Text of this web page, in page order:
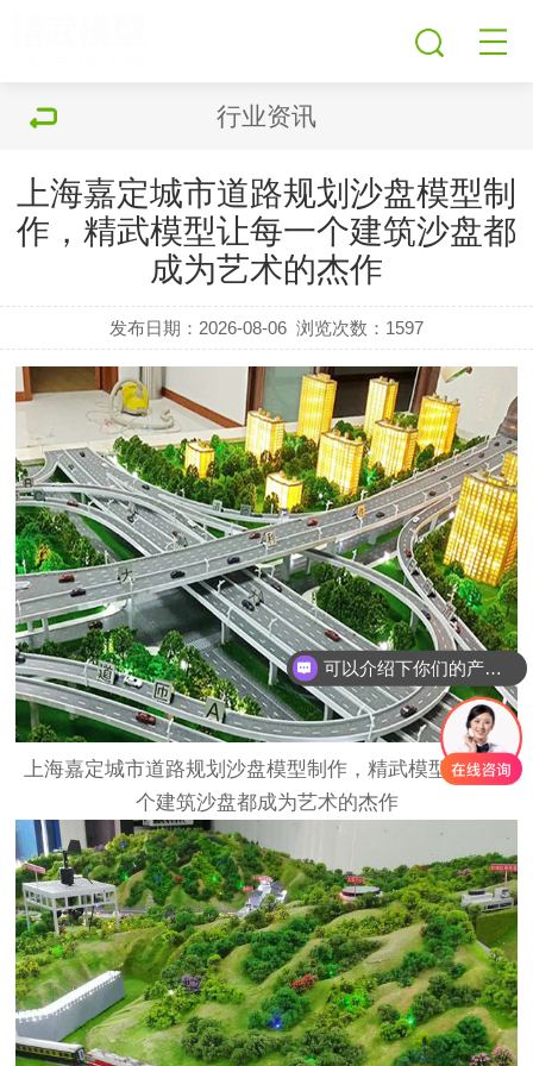
行业资讯
上海嘉定城市道路规划沙盘模型制
作，精武模型让每一个建筑沙盘都
成为艺术的杰作
发布日期：2026-08-06 浏览次数： 1597
上海嘉定城市道路规划沙盘模型制作， 精武模型 让每一
个建筑沙盘都成为艺术的杰作
可以介绍下你们的产品么